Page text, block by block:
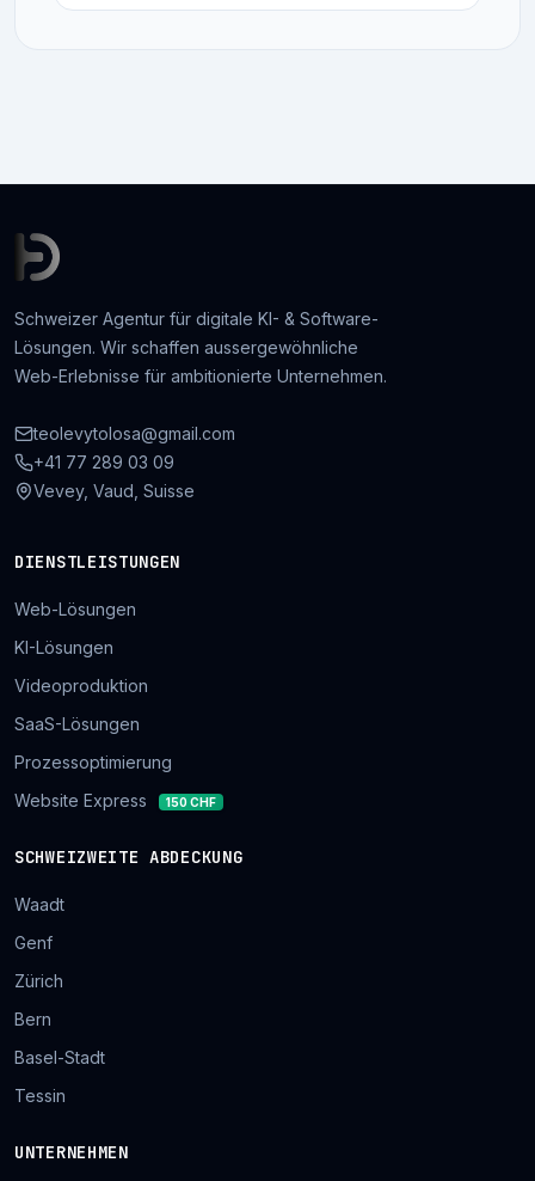
Schweizer Agentur für digitale KI- & Software-
Lösungen. Wir schaffen aussergewöhnliche
Web-Erlebnisse für ambitionierte Unternehmen.
teolevytolosa@gmail.com
+41 77 289 03 09
Vevey, Vaud, Suisse
DIENSTLEISTUNGEN
Web-Lösungen
KI-Lösungen
Videoproduktion
SaaS-Lösungen
Prozessoptimierung
Website Express
150 CHF
SCHWEIZWEITE ABDECKUNG
Waadt
Genf
Zürich
Bern
Basel-Stadt
Tessin
UNTERNEHMEN